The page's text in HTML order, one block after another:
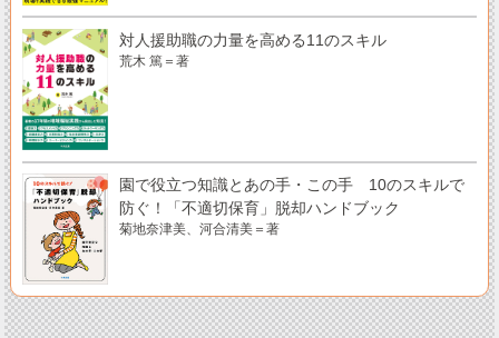
対人援助職の力量を高める11のスキル
荒木 篤＝著
園で役立つ知識とあの手・この手 10のスキルで
防ぐ！「不適切保育」脱却ハンドブック
菊地奈津美、河合清美＝著